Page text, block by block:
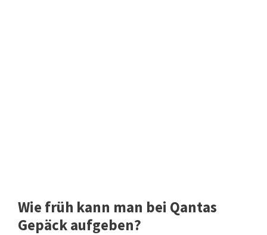
Wie früh kann man bei Qantas
Gepäck aufgeben?